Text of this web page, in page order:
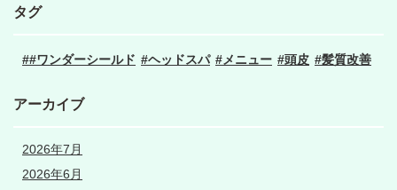
タグ
#ワンダーシールド ヘッドスパ メニュー 頭皮 髪質改善
アーカイブ
2026年7月
2026年6月